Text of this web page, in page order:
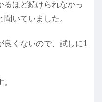
るほど続けられなかっ
いていました。
良くないので、試しに1